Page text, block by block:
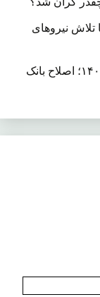
تلاش نیروهای
تسویه بدهی‌های صنعت دارو در بودجه ۱۴۰۶؛ اصلاح بانک